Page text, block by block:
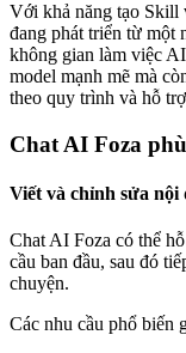
Với khả năng tạo Skill
đang phát triển từ một
không gian làm việc
model mạnh mẽ mà
theo quy trình và hỗ
Chat AI Foza
Viết và chỉnh sửa nội
Chat AI Foza có thể
cầu ban đầu, sau đó
chuyện.
Các nhu cầu phổ biến